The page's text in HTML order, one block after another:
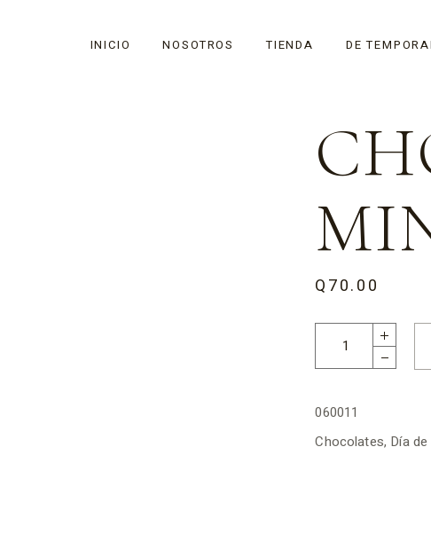
INICIO NOSOTROS TIENDA DE
Q70.00
060011
Chocolates, Día